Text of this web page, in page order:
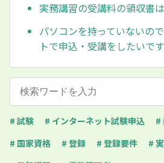
実務講習の受講料の領収書
パソコンを持っていないの
トで申込・受講をしたいです
# 試験 # インターネット試験申込
#
# 国家資格
# 登録 # 登録要件 #